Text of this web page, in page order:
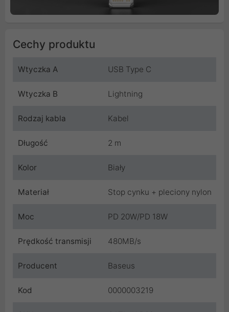
Cechy produktu
Wtyczka A USB Type C
Wtyczka B Lightning
Rodzaj kabla Kabel
Długość 2 m
Kolor Biały
Materiał Stop cynku + pleciony nylon
Moc PD 20W/PD 18W
Prędkość transmisji 480MB/s
Producent Baseus
Kod 0000003219